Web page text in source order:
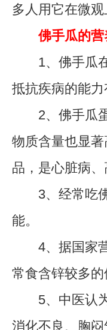
多人用它在微观
佛手瓜的
1、佛手瓜在
抵抗疾病的能力
2、佛手瓜蛋
物质含量也显
品，是心脏病、
3、经常吃佛
能。
4、据国家营
常食含锌较多的
5、中医认为
消化不良、胸